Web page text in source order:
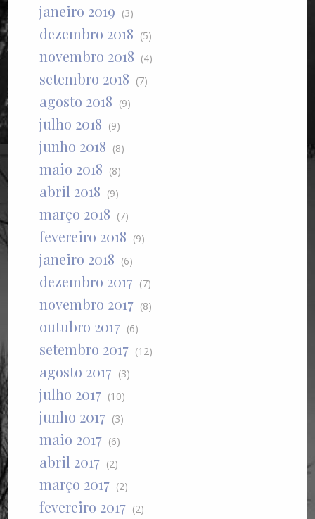
janeiro 2019 (3)
dezembro 2018 (5)
novembro 2018 (4)
setembro 2018 (7)
agosto 2018 (9)
julho 2018 (9)
junho 2018 (8)
maio 2018 (8)
abril 2018 (9)
março 2018 (7)
fevereiro 2018 (9)
janeiro 2018 (6)
dezembro 2017 (7)
novembro 2017 (8)
outubro 2017 (6)
setembro 2017 (12)
agosto 2017 (3)
julho 2017 (10)
junho 2017 (3)
maio 2017 (6)
abril 2017 (2)
março 2017 (2)
fevereiro 2017 (2)